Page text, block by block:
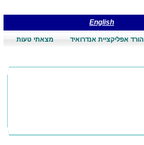
English
הורד אפליקציית אנדרואיד מצאתי טעות